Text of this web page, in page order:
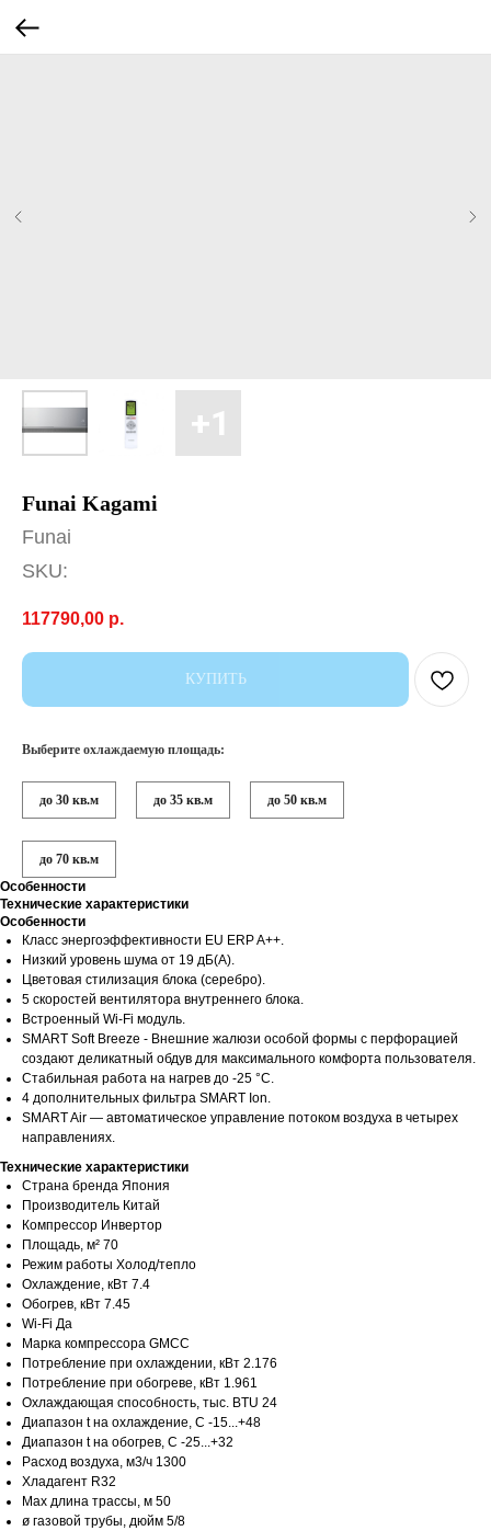
Funai Kagami
Funai
SKU:
117790,00 р.
КУПИТЬ
Выберите охлаждаемую площадь:
до 30 кв.м до 35 кв.м до 50 кв.м
до 70 кв.м
Особенности
Технические характеристики
Особенности
Класс энергоэффективности EU ERP A++.
Низкий уровень шума от 19 дБ(А).
Цветовая стилизация блока (серебро).
5 скоростей вентилятора внутреннего блока.
Встроенный Wi-Fi модуль.
SMART Soft Breeze - Внешние жалюзи особой формы с перфорацией
создают деликатный обдув для максимального комфорта пользователя.
Стабильная работа на нагрев до -25 °С.
4 дополнительных фильтра SMART Ion.
SMART Air — автоматическое управление потоком воздуха в четырех
направлениях.
Технические характеристики
Страна бренда Япония
Производитель Китай
Компрессор Инвертор
Площадь, м² 70
Режим работы Холод/тепло
Охлаждение, кВт 7.4
Обогрев, кВт 7.45
Wi-Fi Да
Марка компрессора GMCC
Потребление при охлаждении, кВт 2.176
Потребление при обогреве, кВт 1.961
Охлаждающая способность, тыс. BTU 24
Диапазон t на охлаждение, С -15...+48
Диапазон t на обогрев, С -25...+32
Расход воздуха, м3/ч 1300
Хладагент R32
Max длина трассы, м 50
ø газовой трубы, дюйм 5/8